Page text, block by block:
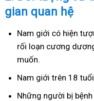
gian quan hệ
Nam giới có hiện
rối loạn cương
muốn.
Nam giới trên 18
Những người bị